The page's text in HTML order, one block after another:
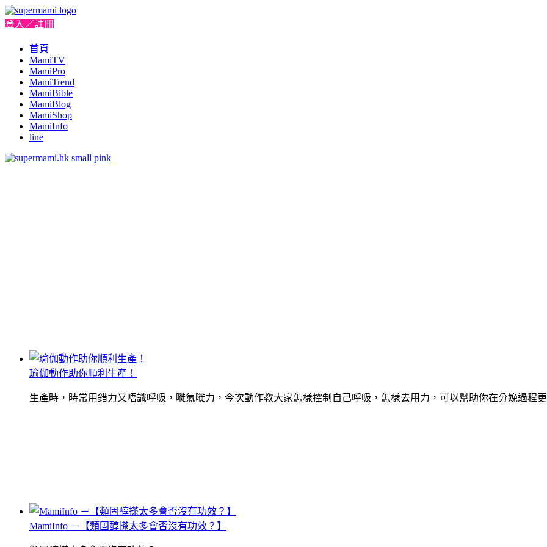
登入／註冊
首頁
MamiTV
MamiPro
MamiTrend
MamiBible
MamiBlog
MamiShop
MamiInfo
line
瑜伽動作助你順利生產！
生產時，時常用錯力又唔識呼吸，嘥氣嘥力，今次動作教大家怎樣控制自己呼吸，怎樣去用力，可以幫助你在分娩過程
MamiInfo －【類固醇搽太多會否沒有功效？】